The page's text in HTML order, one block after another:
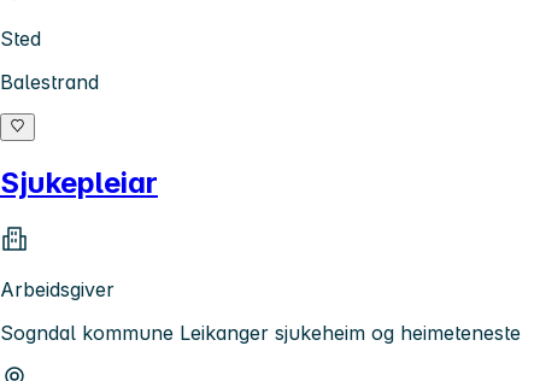
Sted
Balestrand
Sjukepleiar
Arbeidsgiver
Sogndal kommune Leikanger sjukeheim og heimeteneste